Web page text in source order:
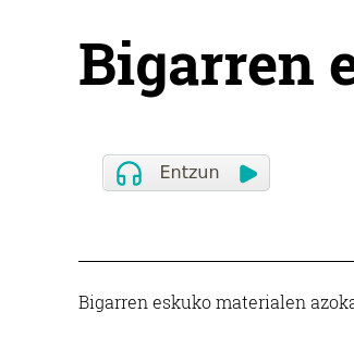
Bigarren
Bigarren eskuko materialen